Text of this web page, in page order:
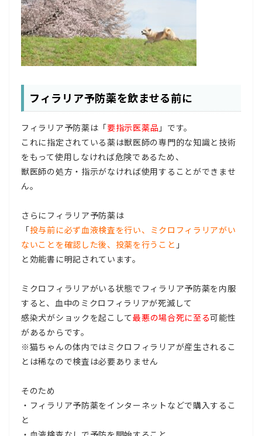
フィラリア予防薬を飲ませる前に
フィラリア予防薬は「要指示医薬品 」です。
これに指定されている薬は獣医師の専門的な知識と技術
をもって使用しなければ危険であるため、
獣医師の処方・指示がなければ使用することができませ
ん。
さらにフィラリア予防薬は
「投与前に必ず血液検査を行い、ミクロフィラリアがい
ないことを確認した後、投薬を行うこと 」
と効能書に明記されています。
ミクロフィラリアがいる状態でフィラリア予防薬を内服
すると、血中のミクロフィラリアが死滅して
感染犬がショックを起こして最悪の場合死に至る可能性
があるからです。
※猫ちゃんの体内ではミクロフィラリアが産生されるこ
とは稀なので検査は必要ありません
そのため
・フィラリア予防薬をインターネットなどで購入するこ
と